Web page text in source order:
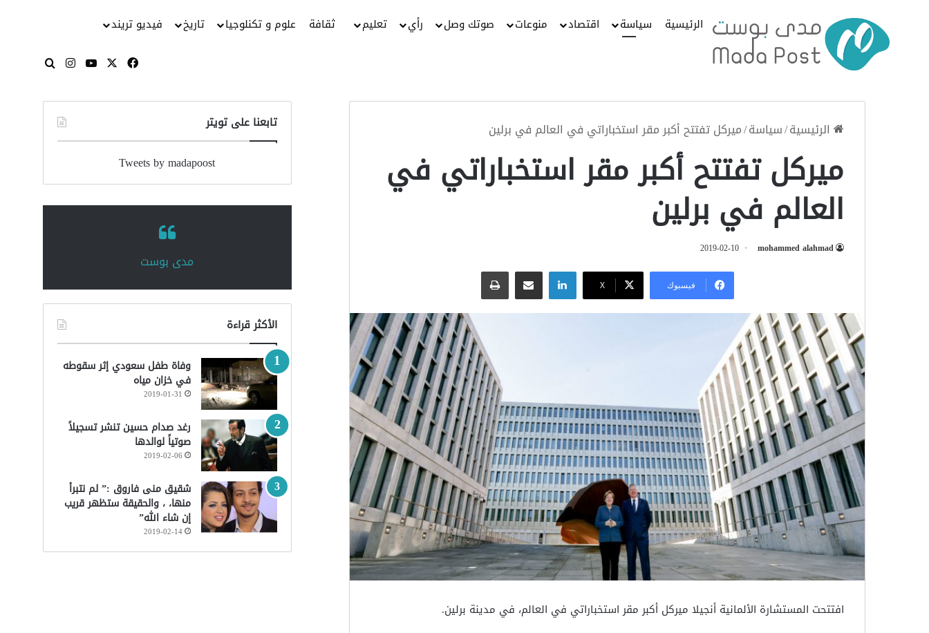
الرئيسية سياسة اقتصاد منوعات صوتك وصل رأي تعليم ثقافة علوم و تكنلوجيا تاريخ فيديو تريند
فيسبوك
‫X
‫YouTube
انستقرامبحث عن
الرئيسية/سياسة/ميركل تفتتح أكبر مقر استخباراتي في العالم في برلين
ميركل تفتتح أكبر مقر استخباراتي في
العالم في برلين
mohammed alahmad
2019-02-10
فيسبوك ‫X
لينكدإنمشاركة عبر البريد طباعة
افتتحت المستشارة الألمانية أنجيلا ميركل أكبر مقر استخباراتي في العالم، في مدينة برلين.
تابعنا على تويتر
Tweets by madapoost
‏مدى بوست‏
الأكثر قراءة
وفاة طفل سعودي إثر سقوطه
في خزان مياه
2019-01-31
رغد صدام حسين تنشر تسجيلاً
صوتياً لوالدها
2019-02-06
شقيق منى فاروق :” لم نتبرأ
منها، ، والحقيقة ستظهر قريب
إن شاء الله”
2019-02-14